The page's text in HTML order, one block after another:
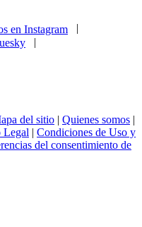
|
del sitio | Quienes somos |
Legal | Condiciones de Uso y
del consentimiento de